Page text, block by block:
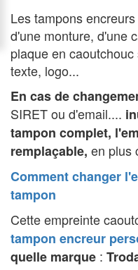
Les tampons
d'une monture, d'une
plaque en
texte, logo...
En cas de
SIRET ou d'email....
tampon complet, l'e
remplaçable, en plus
Comment changer
tampon
Cette empreinte
tampon encreur
quelle marque :